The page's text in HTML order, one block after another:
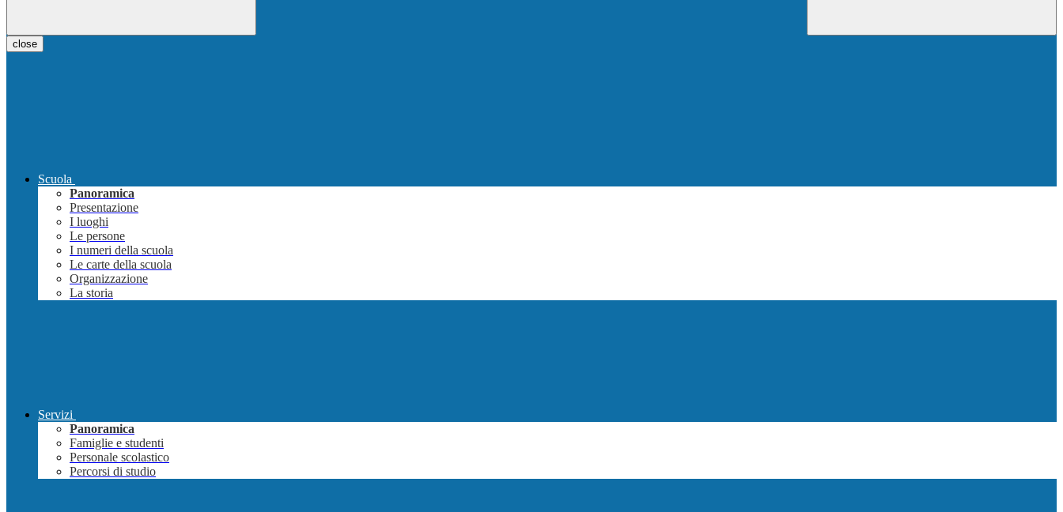
close
Scuola
Panoramica
Presentazione
I luoghi
Le persone
I numeri della scuola
Le carte della scuola
Organizzazione
La storia
Servizi
Panoramica
Famiglie e studenti
Personale scolastico
Percorsi di studio